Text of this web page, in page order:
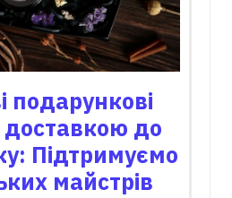
подарункові
доставкою до
Підтримуємо
майстрів